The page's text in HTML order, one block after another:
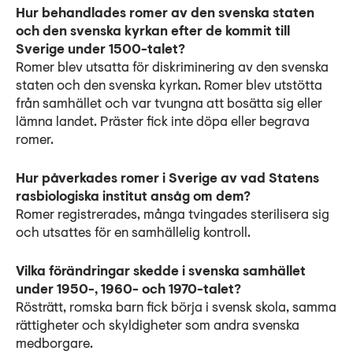
Hur behandlades romer av den svenska staten
och den svenska kyrkan efter de kommit till
Sverige under 1500-talet?
Romer blev utsatta för diskriminering av den svenska
staten och den svenska kyrkan. Romer blev utstötta
från samhället och var tvungna att bosätta sig eller
lämna landet. Präster fick inte döpa eller begrava
romer.
Hur påverkades romer i Sverige av vad Statens
rasbiologiska institut ansåg om dem?
Romer registrerades, många tvingades sterilisera sig
och utsattes för en samhällelig kontroll.
Vilka förändringar skedde i svenska samhället
under 1950-, 1960- och 1970-talet?
Rösträtt, romska barn fick börja i svensk skola, samma
rättigheter och skyldigheter som andra svenska
medborgare.